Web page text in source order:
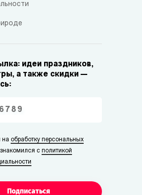
идеи праздников,
а также скидки —
на обработку персональных
с политикой
Подписаться